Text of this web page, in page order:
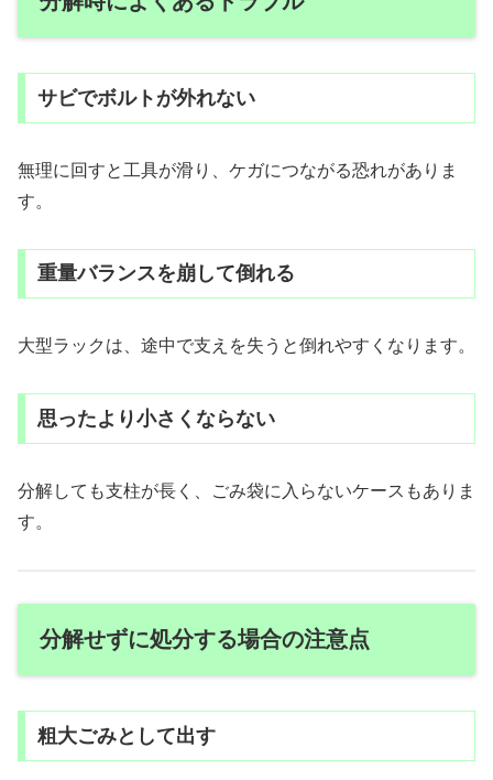
サビでボルトが外れない
無理に回すと工具が滑り、ケガにつながる恐れがありま
す。
重量バランスを崩して倒れる
大型ラックは、途中で支えを失うと倒れやすくなります。
思ったより小さくならない
分解しても支柱が長く、ごみ袋に入らないケースもありま
す。
分解せずに処分する場合の注意点
粗大ごみとして出す